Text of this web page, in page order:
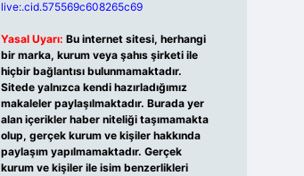
live:.cid.575569c608265c69
Yasal Uyarı: Bu internet sitesi, herhangi
bir marka, kurum veya şahıs şirketi ile
hiçbir bağlantısı bulunmamaktadır.
Sitede yalnızca kendi hazırladığımız
makaleler paylaşılmaktadır. Burada yer
alan içerikler haber niteliği taşımamakta
olup, gerçek kurum ve kişiler hakkında
paylaşım yapılmamaktadır. Gerçek
kurum ve kişiler ile isim benzerlikleri